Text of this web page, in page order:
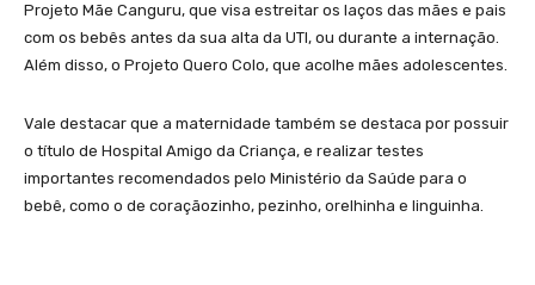
Projeto Mãe Canguru, que visa estreitar os laços das mães e pais
com os bebês antes da sua alta da UTI, ou durante a internação.
Além disso, o Projeto Quero Colo, que acolhe mães adolescentes.
Vale destacar que a maternidade também se destaca por possuir
o título de Hospital Amigo da Criança, e realizar testes
importantes recomendados pelo Ministério da Saúde para o
bebê, como o de coraçãozinho, pezinho, orelhinha e linguinha.